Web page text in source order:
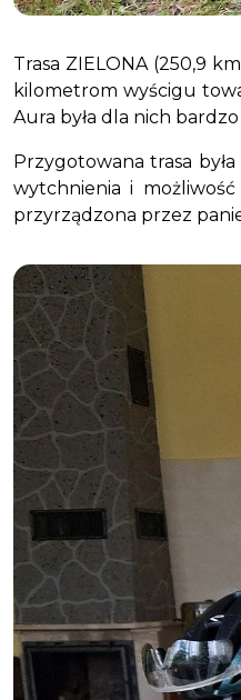
Trasa ZIELONA (250,9
kilometrom wyścigu
Aura była dla nich
Przygotowana trasa
wytchnienia i
przyrządzona przez